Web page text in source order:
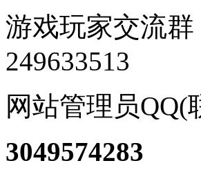
游戏玩家交流群
249633513
网站管理员
3049574283